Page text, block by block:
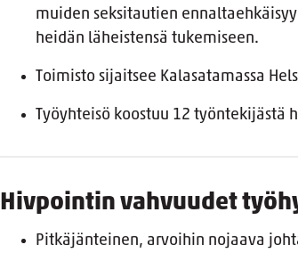
muiden seksitautien
heidän läheistensä tukemiseen.
Toimisto sijaitsee Kalasatamassa
Työyhteisö koostuu 12 työntekijästä
Hivpointin vahvuudet
Pitkäjänteinen, arvoihin nojaava